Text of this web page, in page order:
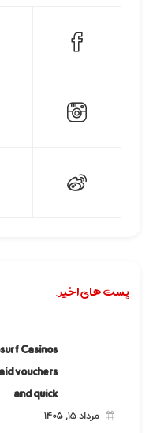
پست های اخیر.
Casinos
vouchers
and quick
مرداد ۱۵, ۱۴۰۵